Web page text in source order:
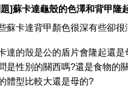
]蘇卡達龜殼的色澤和背甲隆
蘇卡達背甲顏色很深有些卻
達的殼是公的盾片會隆起還
是性別的關西嗎?還是食物的
體型比較大還是母的?